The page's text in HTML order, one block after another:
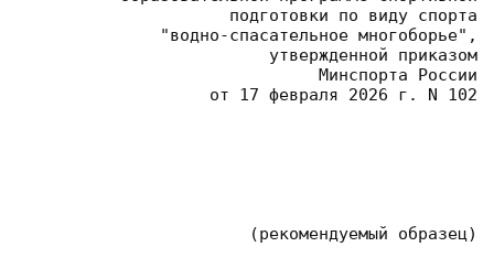
подготовки по виду спорта
"водно-спасательное многоборье",
утвержденной приказом
Минспорта России
от 17 февраля 2026 г. N 102
(рекомендуемый образец)